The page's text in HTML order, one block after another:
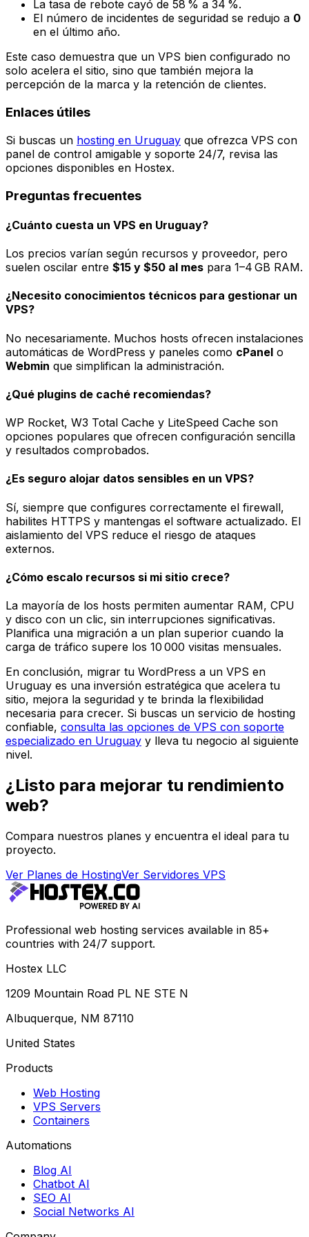
La tasa de rebote cayó de 58 % a 34 %.
El número de incidentes de seguridad se redujo a 0
en el último año.
Este caso demuestra que un VPS bien configurado no
solo acelera el sitio, sino que también mejora la
percepción de la marca y la retención de clientes.
Enlaces útiles
Si buscas un hosting en Uruguay que ofrezca VPS con
panel de control amigable y soporte 24/7, revisa las
opciones disponibles en Hostex.
Preguntas frecuentes
¿Cuánto cuesta un VPS en Uruguay?
Los precios varían según recursos y proveedor, pero
suelen oscilar entre $15 y $50 al mes para 1–4 GB RAM.
¿Necesito conocimientos técnicos para gestionar un
VPS?
No necesariamente. Muchos hosts ofrecen instalaciones
automáticas de WordPress y paneles como cPanel o
Webmin que simplifican la administración.
¿Qué plugins de caché recomiendas?
WP Rocket, W3 Total Cache y LiteSpeed Cache son
opciones populares que ofrecen configuración sencilla
y resultados comprobados.
¿Es seguro alojar datos sensibles en un VPS?
Sí, siempre que configures correctamente el firewall,
habilites HTTPS y mantengas el software actualizado. El
aislamiento del VPS reduce el riesgo de ataques
externos.
¿Cómo escalo recursos si mi sitio crece?
La mayoría de los hosts permiten aumentar RAM, CPU
y disco con un clic, sin interrupciones significativas.
Planifica una migración a un plan superior cuando la
carga de tráfico supere los 10 000 visitas mensuales.
En conclusión, migrar tu WordPress a un VPS en
Uruguay es una inversión estratégica que acelera tu
sitio, mejora la seguridad y te brinda la flexibilidad
necesaria para crecer. Si buscas un servicio de hosting
confiable, consulta las opciones de VPS con soporte
especializado en Uruguay y lleva tu negocio al siguiente
nivel.
¿Listo para mejorar tu rendimiento
web?
Compara nuestros planes y encuentra el ideal para tu
proyecto.
Ver Planes de HostingVer Servidores VPS
Professional web hosting services available in 85+
countries with 24/7 support.
Hostex LLC
1209 Mountain Road PL NE STE N
Albuquerque, NM 87110
United States
Products
Web Hosting
VPS Servers
Containers
Automations
Blog AI
Chatbot AI
SEO AI
Social Networks AI